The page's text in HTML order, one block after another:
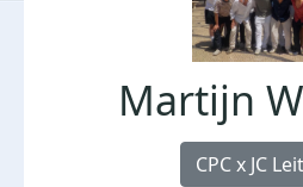
Martijn
CPC x JC